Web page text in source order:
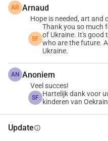
veilige plek – alles is weg.
onzekerheid, zonder enige
Het is hartverscheurend
doorstaan, geen veilige
Jij kunt helpen om een
bouwen, een veilige plek
spelen en gewoon kind
bieden, maar ook
AR Arnaud
Hope is needed, art and
SF
Thank you so much
of Ukraine. It's good
who are the future.
Ukraine.
AN Anoniem
Veel succes!
SF Hartelijk dank voor
kinderen van
Updateinfo